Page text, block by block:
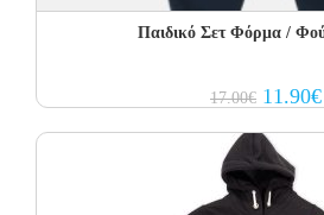
Παιδικό Σετ Φόρμα /
17.00€ Original
price
17.00€.
11.90€